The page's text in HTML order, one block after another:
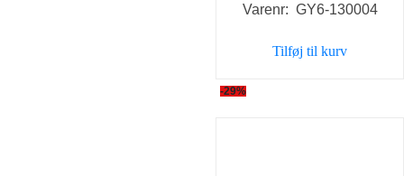
pris
15,00 kr..
pris
Varenr: GY6-130004
Tilføj til kurv
-29%